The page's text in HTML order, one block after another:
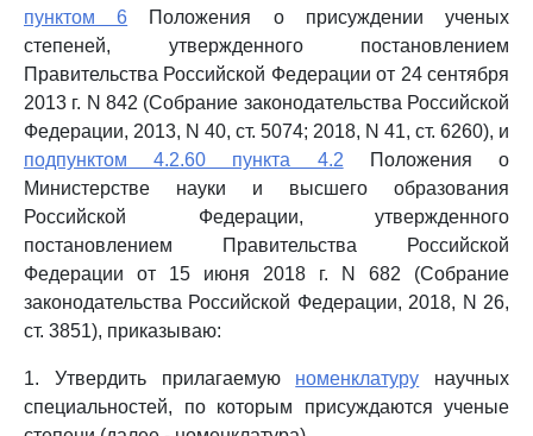
пунктом 6 Положения о присуждении ученых
степеней, утвержденного постановлением
Правительства Российской Федерации от 24 сентября
2013 г. N 842 (Собрание законодательства Российской
Федерации, 2013, N 40, ст. 5074; 2018, N 41, ст. 6260), и
подпунктом 4.2.60 пункта 4.2 Положения о
Министерстве науки и высшего образования
Российской Федерации, утвержденного
постановлением Правительства Российской
Федерации от 15 июня 2018 г. N 682 (Собрание
законодательства Российской Федерации, 2018, N 26,
ст. 3851), приказываю:
1. Утвердить прилагаемую номенклатуру научных
специальностей, по которым присуждаются ученые